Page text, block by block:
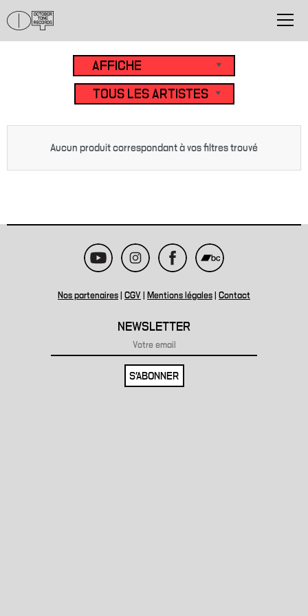
Aucun produit correspondant à vos filtres trouvé
Nos partenaires CGV Mentions légales Contact
NEWSLETTER
S'ABONNER